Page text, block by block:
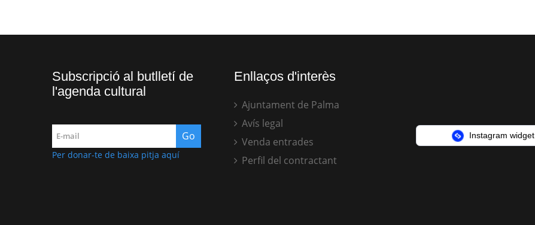
Subscripció al butlletí de
l'agenda cultural
Per donar-te de baixa pitja aquí
Enllaços d'interès
Ajuntament de Palma
Avís legal
Venda entrades
Perfil del contractant
Instagram widget